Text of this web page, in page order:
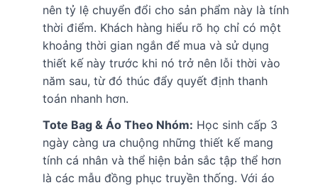
nên tỷ lệ chuyển đổi cho sản phẩm này là tính
thời điểm. Khách hàng hiểu rõ họ chỉ có một
khoảng thời gian ngắn để mua và sử dụng
thiết kế này trước khi nó trở nên lỗi thời vào
năm sau, từ đó thúc đẩy quyết định thanh
toán nhanh hơn.
Tote Bag & Áo Theo Nhóm: Học sinh cấp 3
ngày càng ưa chuộng những thiết kế mang
tính cá nhân và thể hiện bản sắc tập thể hơn
là các mẫu đồng phục truyền thống. Với áo